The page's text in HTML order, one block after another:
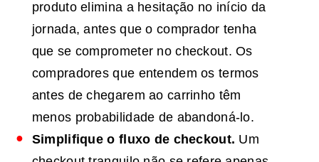
produto elimina a hesitação no início da
jornada, antes que o comprador tenha
que se comprometer no checkout. Os
compradores que entendem os termos
antes de chegarem ao carrinho têm
menos probabilidade de abandoná-lo.
Simplifique o fluxo de checkout. Um